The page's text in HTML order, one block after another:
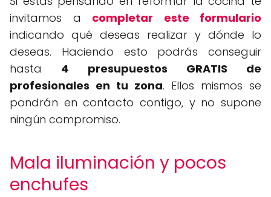
invitamos a completar este formulario
indicando qué deseas realizar y dónde lo
deseas. Haciendo esto podrás conseguir
hasta 4 presupuestos GRATIS de
profesionales en tu zona. Ellos mismos se
pondrán en contacto contigo, y no supone
ningún compromiso.
Mala iluminación y pocos
enchufes